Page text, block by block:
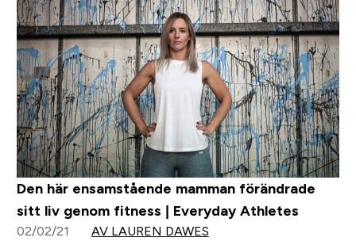
Den här ensamstående mamman förändrade
sitt liv genom fitness | Everyday Athletes
02/02/21 AV LAUREN DAWES